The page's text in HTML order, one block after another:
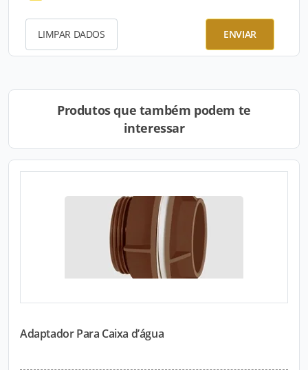
LIMPAR DADOS ENVIAR
Produtos que também podem te
interessar
Adaptador Para Caixa d’água